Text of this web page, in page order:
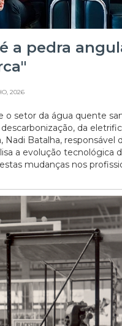
a pedra
2026
setor da água quente
da
Nadi Batalha, responsável
a evolução tecnológica
mudanças nos
20/07/2026